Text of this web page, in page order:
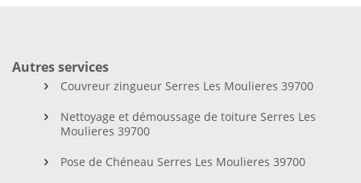
Autres services
Couvreur zingueur Serres Les Moulieres 39700
Nettoyage et démoussage de toiture Serres Les
Moulieres 39700
Pose de Chéneau Serres Les Moulieres 39700